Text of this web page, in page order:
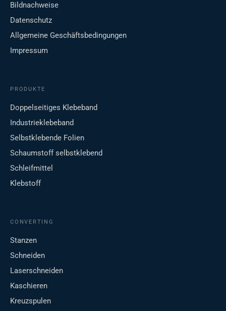
Bildnachweise
Datenschutz
Allgemeine Geschäftsbedingungen
Impressum
PRODUKTE
Doppelseitiges Klebeband
Industrieklebeband
Selbstklebende Folien
Schaumstoff selbstklebend
Schleifmittel
Klebstoff
CONVERTING
Stanzen
Schneiden
Laserschneiden
Kaschieren
Kreuzspulen